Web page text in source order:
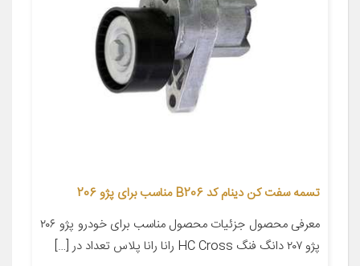
تسمه سفت کن دینام کد B206 مناسب برای پژو 206
معرفی محصول جزئیات محصول مناسب برای خودرو پژو ۲۰۶
پژو ۲۰۷ دانگ فنگ HC Cross رانا رانا پلاس تعداد در […]